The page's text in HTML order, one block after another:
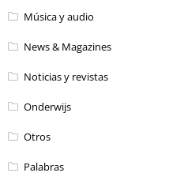
Música y audio
News & Magazines
Noticias y revistas
Onderwijs
Otros
Palabras